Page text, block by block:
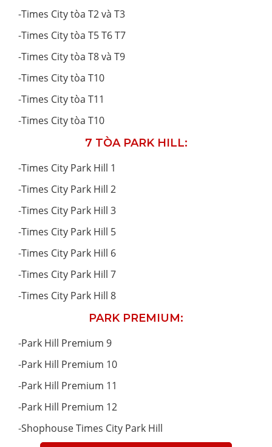
-Times City tòa T2 và T3
-Times City tòa T5 T6 T7
-Times City tòa T8 và T9
-Times City tòa T10
-Times City tòa T11
-Times City tòa T10
7 TÒA PARK HILL:
-Times City Park Hill 1
-Times City Park Hill 2
-Times City Park Hill 3
-Times City Park Hill 5
-Times City Park Hill 6
-Times City Park Hill 7
-Times City Park Hill 8
PARK PREMIUM:
-Park Hill Premium 9
-Park Hill Premium 10
-Park Hill Premium 11
-Park Hill Premium 12
-Shophouse Times City Park Hill